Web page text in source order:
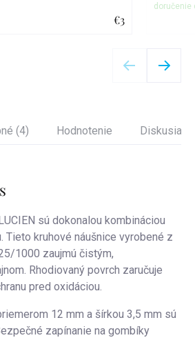
€3
(4) Hodnotenie Diskusia
sú dokonalou kombináciou
Tieto kruhové náušnice vyrobené z
1000 zaujmú čistým,
Rhodiovaný povrch zaručuje
pred oxidáciou.
12 mm a šírkou 3,5 mm sú
zapínanie na gombíky